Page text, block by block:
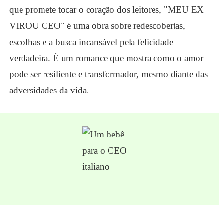
que promete tocar o coração dos leitores, "MEU EX
VIROU CEO" é uma obra sobre redescobertas,
escolhas e a busca incansável pela felicidade
verdadeira. É um romance que mostra como o amor
pode ser resiliente e transformador, mesmo diante das
adversidades da vida.